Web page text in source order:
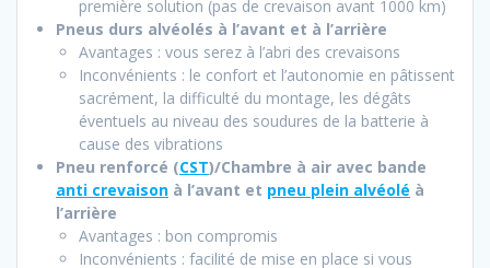
première solution (pas de crevaison avant 1000 km)
Pneus durs alvéolés à l’avant et à l’arrière
Avantages : vous serez à l’abri des crevaisons
Inconvénients : le confort et l’autonomie en pâtissent
sacrément, la difficulté du montage, les dégâts
éventuels au niveau des soudures de la batterie à
cause des vibrations
Pneu renforcé (CST)/Chambre à air avec bande
anti crevaison à l’avant et pneu plein alvéolé à
l’arrière
Avantages : bon compromis
Inconvénients : facilité de mise en place si vous